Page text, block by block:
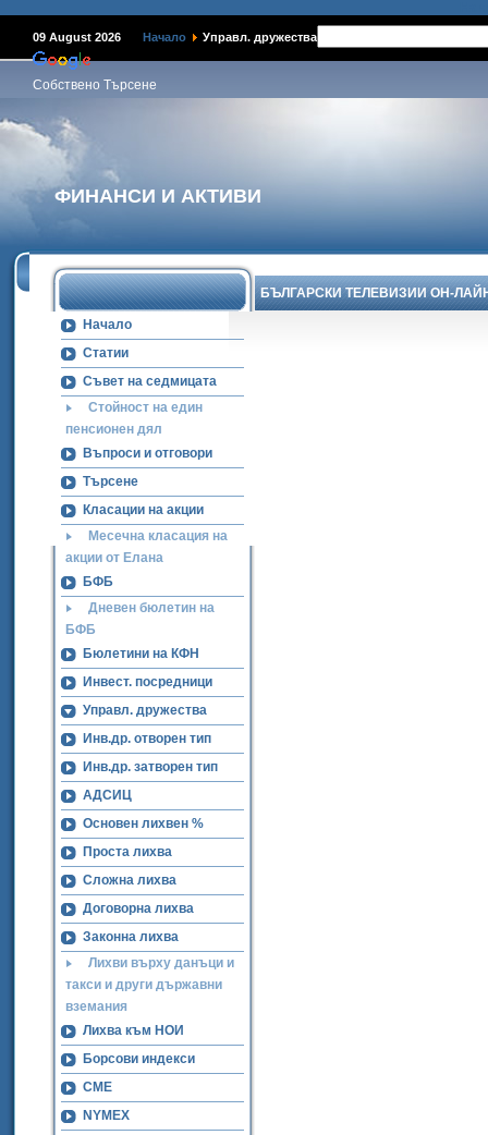
09 August 2026 Начало Управл. дружества
Собствено Търсене
ФИНАНСИ И АКТИВИ
Начало
Статии
Съвет на седмицата
Стойност на един
пенсионен дял
Въпроси и отговори
Търсене
Класации на акции
Месечна класация на
акции от Елана
БФБ
Дневен бюлетин на
БФБ
Бюлетини на КФН
Инвест. посредници
Управл. дружества
Инв.др. отворен тип
Инв.др. затворен тип
АДСИЦ
Основен лихвен %
Проста лихва
Сложна лихва
Договорна лихва
Законна лихва
Лихви върху данъци и
такси и други държавни
вземания
Лихва към НОИ
Борсови индекси
CME
NYMEX
БЪЛГАРСКИ ТЕЛЕВИЗИИ ОН-